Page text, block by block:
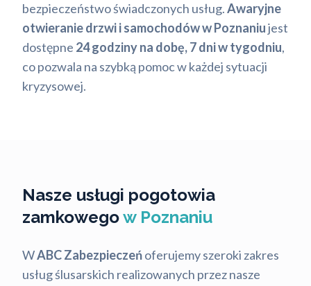
bezpieczeństwo świadczonych usług.Awaryjne
otwieranie drzwi i samochodów w Poznaniujest
dostępne 24 godziny na dobę, 7 dni w tygodniu,
co pozwala na szybką pomoc w każdej sytuacji
kryzysowej.
Nasze usługi pogotowia
zamkowegow Poznaniu
WABC Zabezpieczeńoferujemy szeroki zakres
usług ślusarskich realizowanych przez nasze